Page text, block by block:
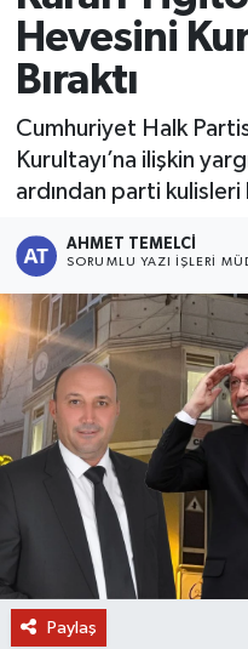
Hevesini
Bıraktı
Cumhuriyet Halk
Kurultayı’na ilişkin
ardından parti
AHMET TEMELCI
SORUMLU YAZI İŞLERI
Paylaş